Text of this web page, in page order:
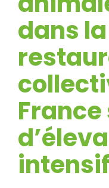
dans la